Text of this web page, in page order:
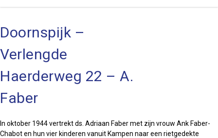
Doornspijk –
Verlengde
Haerderweg 22 – A.
Faber
In oktober 1944 vertrekt ds. Adriaan Faber met zijn vrouw Ank Faber-
Chabot en hun vier kinderen vanuit Kampen naar een rietgedekte